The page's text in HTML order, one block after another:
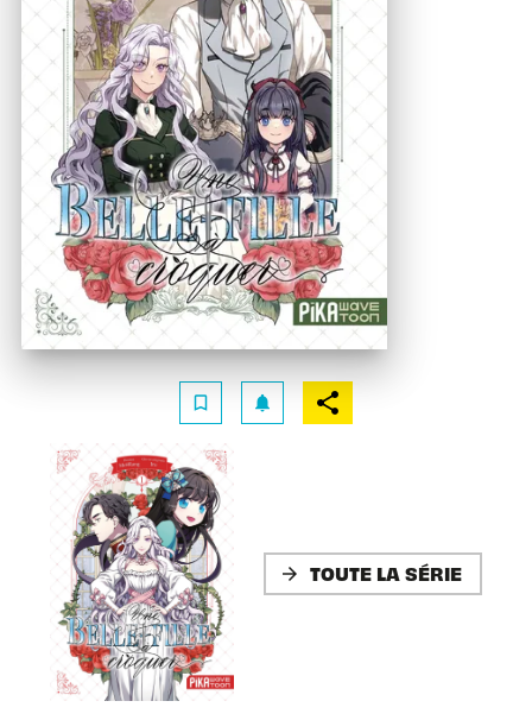
bookmark_border notifications
arrow_forward TOUTE LA SÉRIE